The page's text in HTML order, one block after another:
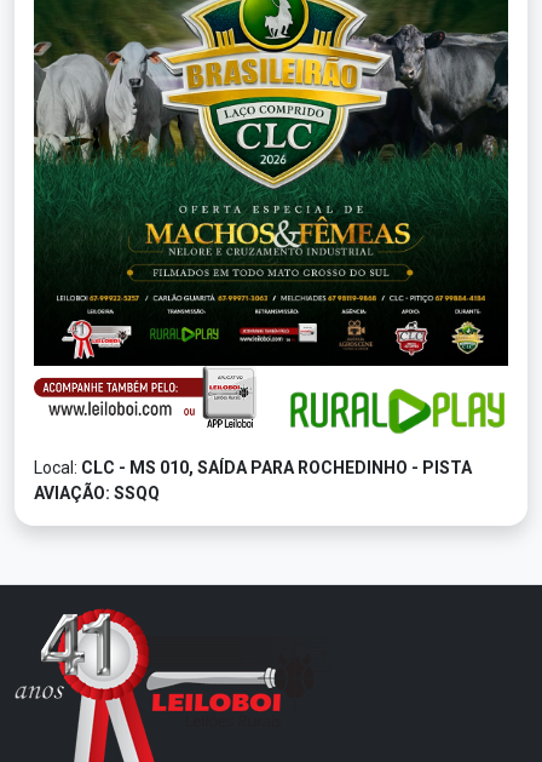
Local: CLC - MS 010, SAÍDA PARA ROCHEDINHO - PISTA
AVIAÇÃO: SSQQ